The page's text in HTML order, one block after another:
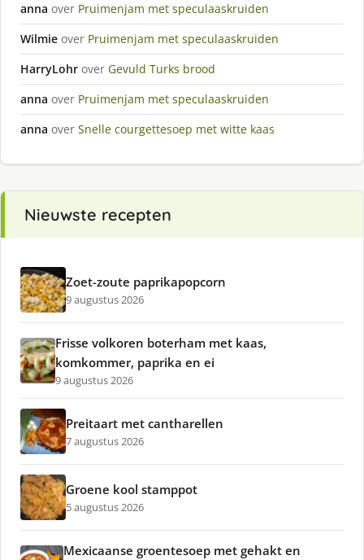
anna over Pruimenjam met speculaaskruiden
Wilmie over Pruimenjam met speculaaskruiden
HarryLohr over Gevuld Turks brood
anna over Pruimenjam met speculaaskruiden
anna over Snelle courgettesoep met witte kaas
Nieuwste recepten
Zoet-zoute paprikapopcorn
9 augustus 2026
Frisse volkoren boterham met kaas,
komkommer, paprika en ei
9 augustus 2026
Preitaart met cantharellen
7 augustus 2026
Groene kool stamppot
5 augustus 2026
Mexicaanse groentesoep met gehakt en